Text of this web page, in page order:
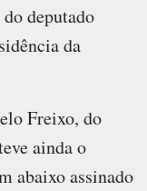
deputado
da
Freixo, do
ainda o
abaixo assinado